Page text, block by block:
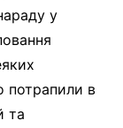
у
потрапили в
та